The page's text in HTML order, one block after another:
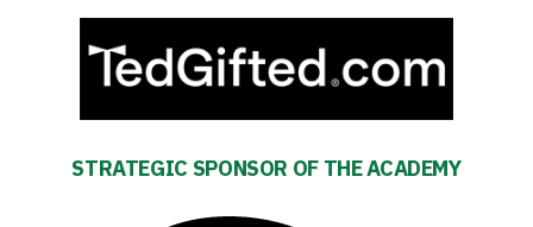
team
Amp-STRATEGIC SPONSOR OF THE ACADEMY